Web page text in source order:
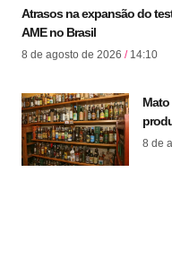
Atrasos na expansão do
AME no Brasil
8 de agosto de 2026 14:10
8 de